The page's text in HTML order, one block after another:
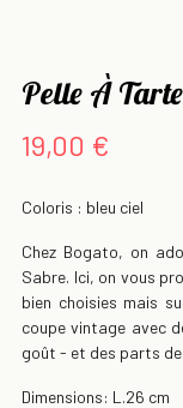
Pelle À
19,00 €
Coloris : bleu ciel
Chez Bogato, on
Sabre. Ici, on vous
bien choisies mais
coupe vintage avec
goût - et des parts
Dimensions: L.26 cm